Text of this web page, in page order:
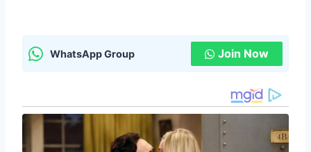
WhatsApp Group Join Now